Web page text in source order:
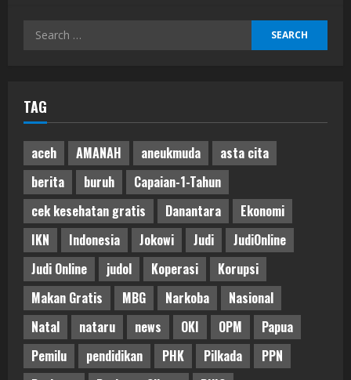
Search
TAG
aceh AMANAH aneukmuda
asta cita
berita
buruh
Capaian-1-Tahun
cek kesehatan gratis
Danantara
Ekonomi
IKN
Indonesia Jokowi Judi
JudiOnline
Judi Online
judol Koperasi
Korupsi
Makan Gratis
MBG Narkoba
Nasional
Natal
nataru news OKI OPM
Papua
Pemilu
pendidikan PHK Pilkada
PPN